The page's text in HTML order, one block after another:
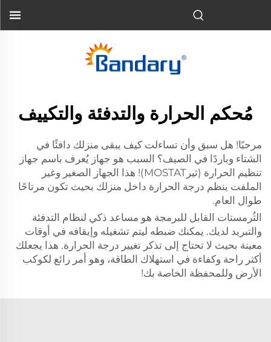
مُحكم الحرارة والتدفئة والتكييف
مرحبًا! هل سبق وأن تساءلت كيف يبقى منزلك دافئًا في
الشتاء وباردًا في الصيف؟ السبب هو جهاز يُعرف باسم جهاز
تنظيم الحرارة (ثيرMOSTAT)! هذا الجهاز الصغير وغير
الملفت ينظم درجة الحرارة داخل منزلك بحيث تكون مرتاحًا
طوال العام.
الثُرمستات القابل للبرمجة هو مساعد ذكي لنظام التدفئة
والتبريد لديك. يمكنك ضبطه ليتم تشغيله وإيقافه في أوقات
معينة بحيث لا تحتاج إلى تذكر تغيير درجة الحرارة. هذا يجعلك
أكثر راحة وكفاءة في استهلاك الطاقة، وهو أمر رائع لكوكب
الأرض وللمحفظة الخاصة بك!